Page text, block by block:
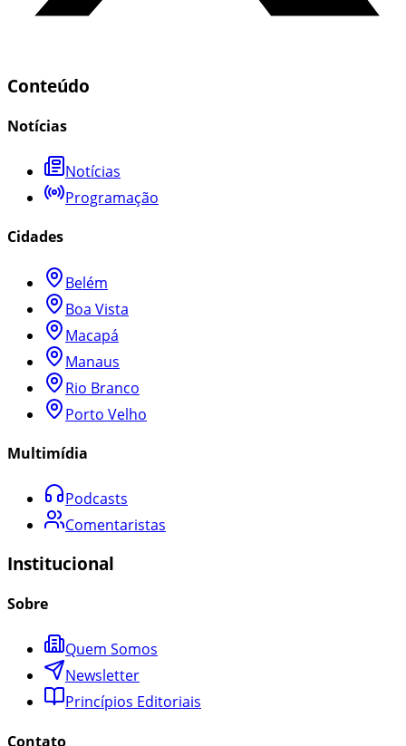
Conteúdo
Notícias
Notícias
Programação
Cidades
Belém
Boa Vista
Macapá
Manaus
Rio Branco
Porto Velho
Multimídia
Podcasts
Comentaristas
Institucional
Sobre
Quem Somos
Newsletter
Princípios Editoriais
Contato